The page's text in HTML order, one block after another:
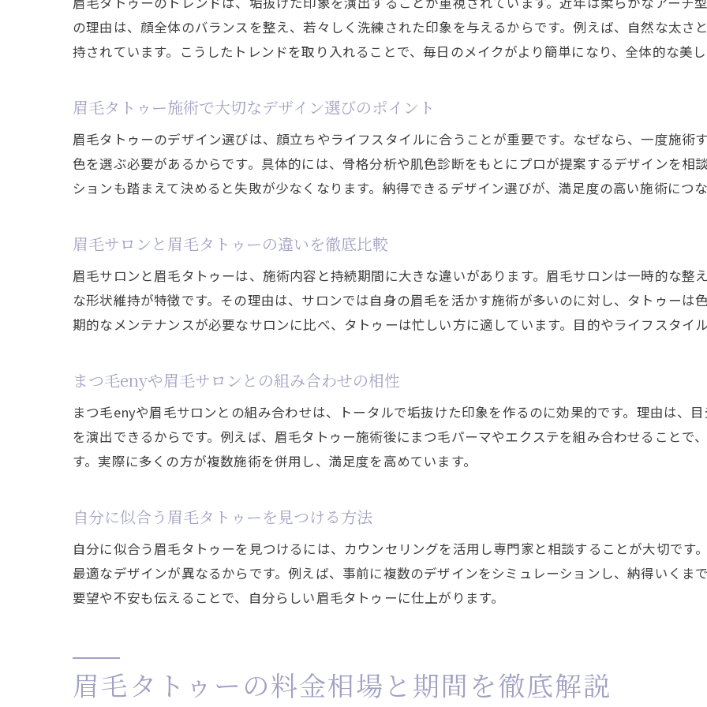
金剛駅周辺で眉毛タトゥーを検討する方へのまとめ
眉毛タトゥー施術の選び方を総まとめで紹介
眉毛タトゥー後のメイクやケアの注意点まとめ
金剛駅近くで満足度の高い眉毛タトゥー体験のコツ
自分に最適な眉毛タトゥーを見つけるための手順
の理由は、顔全体のバランスを整え、若々しく洗練された印象を与えるからです。例えば、自然な太さ
持されています。こうしたトレンドを取り入れることで、毎日のメイクがより簡単になり、全体的な美
眉毛タトゥー施術で大切なデザイン選びのポイント
眉毛タトゥーのデザイン選びは、顔立ちやライフスタイルに合うことが重要です。なぜなら、一度施術
色を選ぶ必要があるからです。具体的には、骨格分析や肌色診断をもとにプロが提案するデザインを相
ションも踏まえて決めると失敗が少なくなります。納得できるデザイン選びが、満足度の高い施術につ
眉毛サロンと眉毛タトゥーの違いを徹底比較
眉毛サロンと眉毛タトゥーは、施術内容と持続期間に大きな違いがあります。眉毛サロンは一時的な整
な形状維持が特徴です。その理由は、サロンでは自身の眉毛を活かす施術が多いのに対し、タトゥーは
期的なメンテナンスが必要なサロンに比べ、タトゥーは忙しい方に適しています。目的やライフスタイ
まつ毛enyや眉毛サロンとの組み合わせの相性
まつ毛enyや眉毛サロンとの組み合わせは、トータルで垢抜けた印象を作るのに効果的です。理由は、
を演出できるからです。例えば、眉毛タトゥー施術後にまつ毛パーマやエクステを組み合わせることで
す。実際に多くの方が複数施術を併用し、満足度を高めています。
自分に似合う眉毛タトゥーを見つける方法
自分に似合う眉毛タトゥーを見つけるには、カウンセリングを活用し専門家と相談することが大切です
最適なデザインが異なるからです。例えば、事前に複数のデザインをシミュレーションし、納得いくま
要望や不安も伝えることで、自分らしい眉毛タトゥーに仕上がります。
眉毛タトゥーの料金相場と期間を徹底解説